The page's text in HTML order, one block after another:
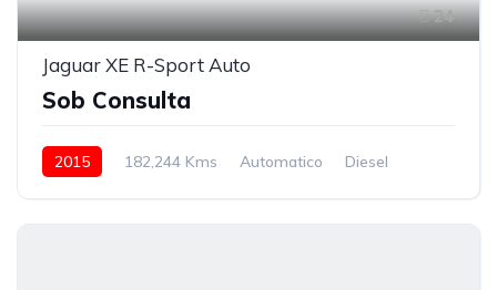
24
Jaguar XE R-Sport Auto
Sob Consulta
2015 182,244 Kms Automatico Diesel